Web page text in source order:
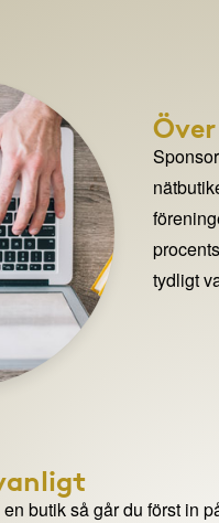
tydligt
butik så går du först in